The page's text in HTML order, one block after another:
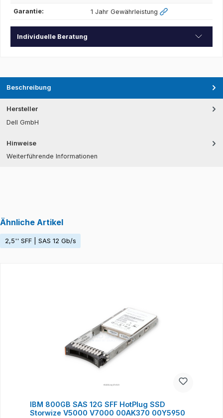
Garantie: 1 Jahr Gewährleistung
Individuelle Beratung
Beschreibung
Hersteller
Dell GmbH
Hinweise
Weiterführende Informationen
Ähnliche Artikel
2,5'' SFF | SAS 12 Gb/s
IBM 800GB SAS 12G SFF HotPlug SSD
Storwize V5000 V7000 00AK370 00Y5950